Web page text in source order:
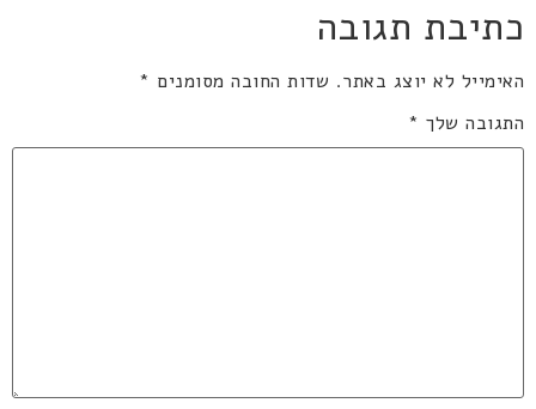
כתיבת תגובה
האימייל לא יוצג באתר. שדות החובה מסומנים *
התגובה שלך *